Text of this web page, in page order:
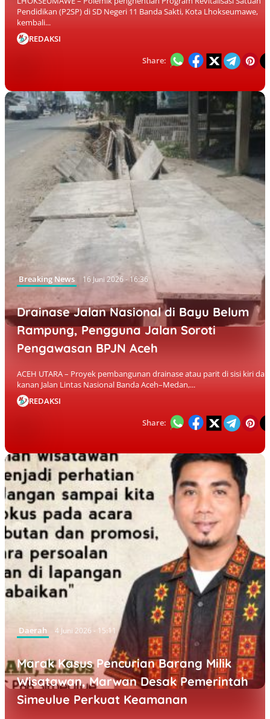
Pendidikan (P2SP) di SD Negeri 11 Banda Sakti, Kota Lhokseumawe,
kembali...
REDAKSI
Share:
Breaking News 16 Juni 2026 - 16:36
Drainase Jalan Nasional di Bayu Belum
Rampung, Pengguna Jalan Soroti
Pengawasan BPJN Aceh
ACEH UTARA – Proyek pembangunan drainase atau parit di sisi kiri dan
kanan Jalan Lintas Nasional Banda Aceh–Medan,...
REDAKSI
Share:
Daerah 4 Juni 2026 - 15:11
Marak Kasus Pencurian Barang Milik
Wisatawan, Marwan Desak Pemerintah
Simeulue Perkuat Keamanan